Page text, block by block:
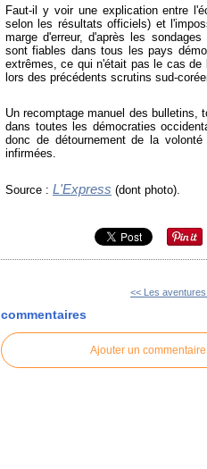
Faut-il y voir une explication entre
selon les résultats officiels) et
marge d'erreur, d'après les
sont fiables dans tous les pays
extrêmes, ce qui n'était pas le cas de
lors des précédents scrutins sud-
Un recomptage manuel des bulletins,
dans toutes les démocraties
donc de détournement de la
infirmées.
Source : L'Express (dont photo).
<< Les aventures
commentaires
Ajouter un commentaire